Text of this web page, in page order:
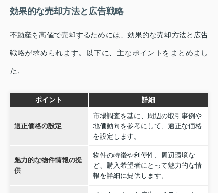
効果的な売却方法と広告戦略
不動産を高値で売却するためには、効果的な売却方法と広告
戦略が求められます。以下に、主なポイントをまとめまし
た。
ポイント 詳細
適正価格の設定
市場調査を基に、周辺の取引事例や
地価動向を参考にして、適正な価格
を設定します。
魅力的な物件情報の提
供
物件の特徴や利便性、周辺環境な
ど、購入希望者にとって魅力的な情
報を詳細に提供します。